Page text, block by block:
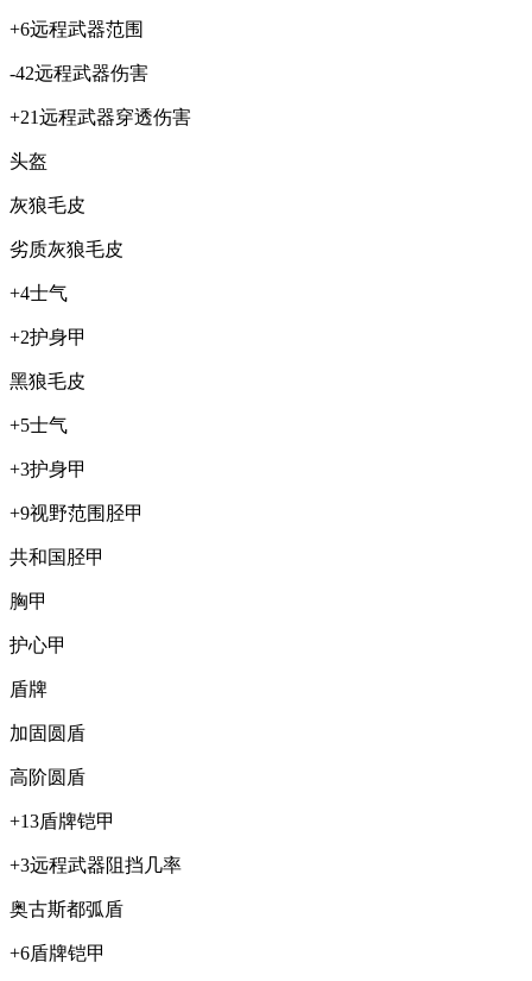
+6远程武器范围
-42远程武器伤害
+21远程武器穿透伤害
头盔
灰狼毛皮
劣质灰狼毛皮
+4士气
+2护身甲
黑狼毛皮
+5士气
+3护身甲
+9视野范围胫甲
共和国胫甲
胸甲
护心甲
盾牌
加固圆盾
高阶圆盾
+13盾牌铠甲
+3远程武器阻挡几率
奥古斯都弧盾
+6盾牌铠甲